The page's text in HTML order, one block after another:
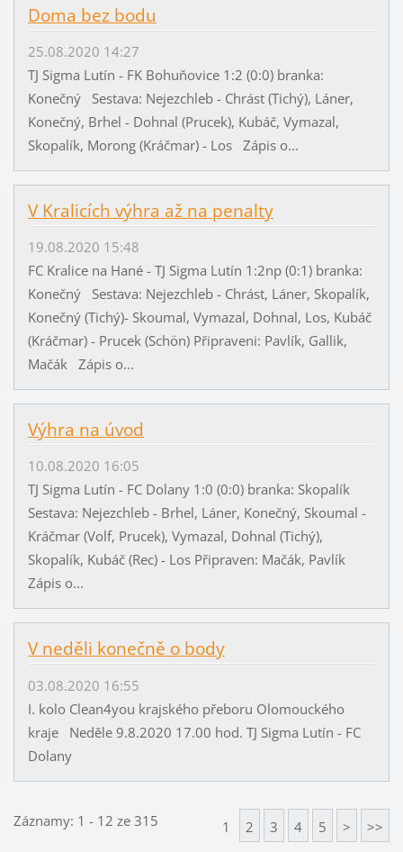
Doma bez bodu
25.08.2020 14:27
TJ Sigma Lutín - FK Bohuňovice 1:2 (0:0) branka:
Konečný Sestava: Nejezchleb - Chrást (Tichý), Láner,
Konečný, Brhel - Dohnal (Prucek), Kubáč, Vymazal,
Skopalík, Morong (Kráčmar) - Los Zápis o...
V Kralicích výhra až na penalty
19.08.2020 15:48
FC Kralice na Hané - TJ Sigma Lutín 1:2np (0:1) branka:
Konečný Sestava: Nejezchleb - Chrást, Láner, Skopalík,
Konečný (Tichý)- Skoumal, Vymazal, Dohnal, Los, Kubáč
(Kráčmar) - Prucek (Schön) Připraveni: Pavlík, Gallik,
Mačák Zápis o...
Výhra na úvod
10.08.2020 16:05
TJ Sigma Lutín - FC Dolany 1:0 (0:0) branka: Skopalík
Sestava: Nejezchleb - Brhel, Láner, Konečný, Skoumal -
Kráčmar (Volf, Prucek), Vymazal, Dohnal (Tichý),
Skopalík, Kubáč (Rec) - Los Připraven: Mačák, Pavlík
Zápis o...
V neděli konečně o body
03.08.2020 16:55
I. kolo Clean4you krajského přeboru Olomouckého
kraje Neděle 9.8.2020 17.00 hod. TJ Sigma Lutín - FC
Dolany
Záznamy: 1 - 12 ze 315 1 2 3 4 5 > >>